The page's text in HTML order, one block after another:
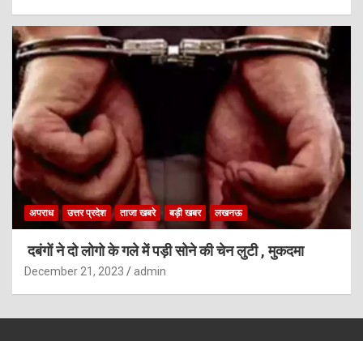
अपराध उत्तर प्रदेश ताजा खबरे बड़ी खबर लखनऊ
दबंगों ने दो लोगो के गले में पड़ी सोने की चेन लुटी , मुकदमा
December 21, 2023 admin